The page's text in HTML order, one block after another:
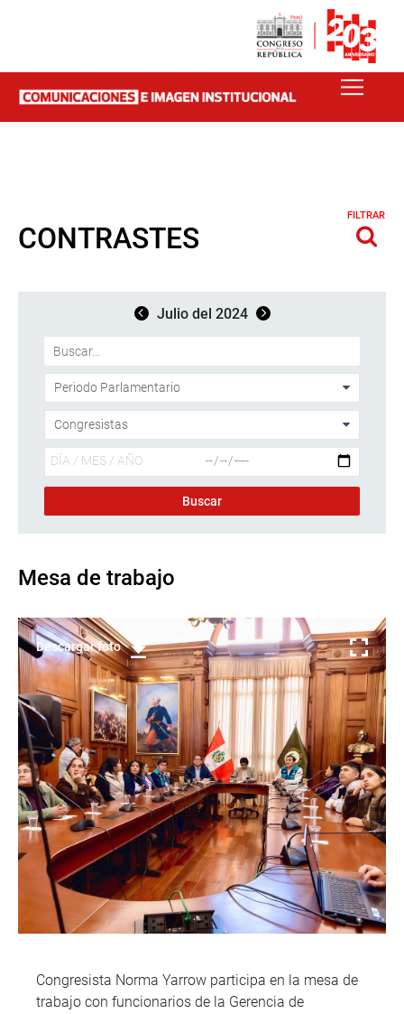
CONTRASTES
FILTRAR
Julio del 2024
Mesa de trabajo
Descargar foto
Congresista Norma Yarrow participa en la mesa de
trabajo con funcionarios de la Gerencia de